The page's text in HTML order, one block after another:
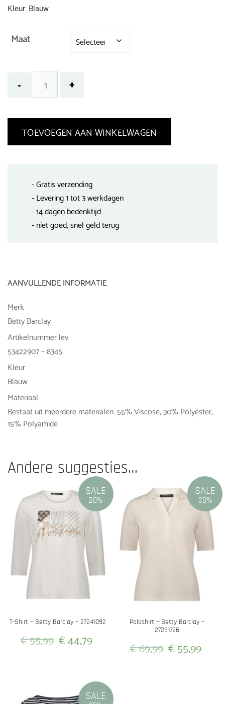
Kleur: Blauw
Maat
TOEVOEGEN AAN WINKELWAGEN
- Gratis verzending
- Levering 1 tot 3 werkdagen
- 14 dagen bedenktijd
- niet goed, snel geld terug
AANVULLENDE INFORMATIE
Merk
Betty Barclay
Artikelnummer lev.
53422907 – 8345
Kleur
Blauw
Materiaal
Bestaat uit meerdere materialen: 55% Viscose, 30% Polyester,
15% Polyamide
Andere suggesties…
SALE
20%
T-Shirt – Betty Barclay – 27241092
€55,99 Oorspronkelijke
€ 55,99.
€44,79
€ 44,79.
meerdere
SALE
20%
Poloshirt – Betty Barclay –
27291726
€69,99 €55,99
SALE